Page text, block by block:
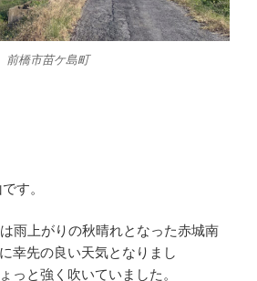
橋市苗ケ島町
す。
雨上がりの秋晴れとなった赤城南
幸先の良い天気となりまし
っと強く吹いていました。